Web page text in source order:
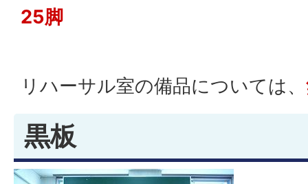
25脚
リハーサル室の備品については、
黒板